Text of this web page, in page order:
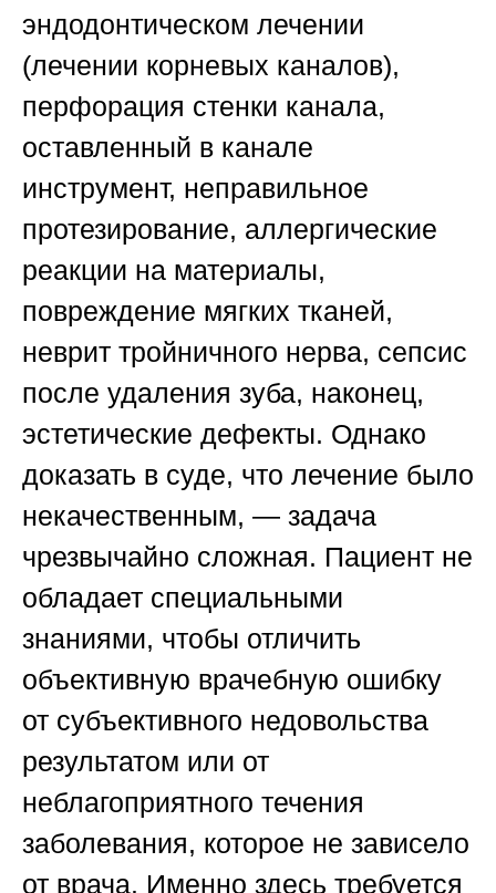
эндодонтическом лечении
(лечении корневых каналов),
перфорация стенки канала,
оставленный в канале
инструмент, неправильное
протезирование, аллергические
реакции на материалы,
повреждение мягких тканей,
неврит тройничного нерва, сепсис
после удаления зуба, наконец,
эстетические дефекты. Однако
доказать в суде, что лечение было
некачественным, — задача
чрезвычайно сложная. Пациент не
обладает специальными
знаниями, чтобы отличить
объективную врачебную ошибку
от субъективного недовольства
результатом или от
неблагоприятного течения
заболевания, которое не зависело
от врача. Именно здесь требуется